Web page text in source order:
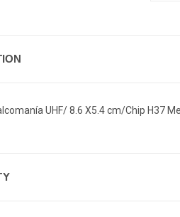
UHF/ 8.6 X5.4 cm/Chip H37